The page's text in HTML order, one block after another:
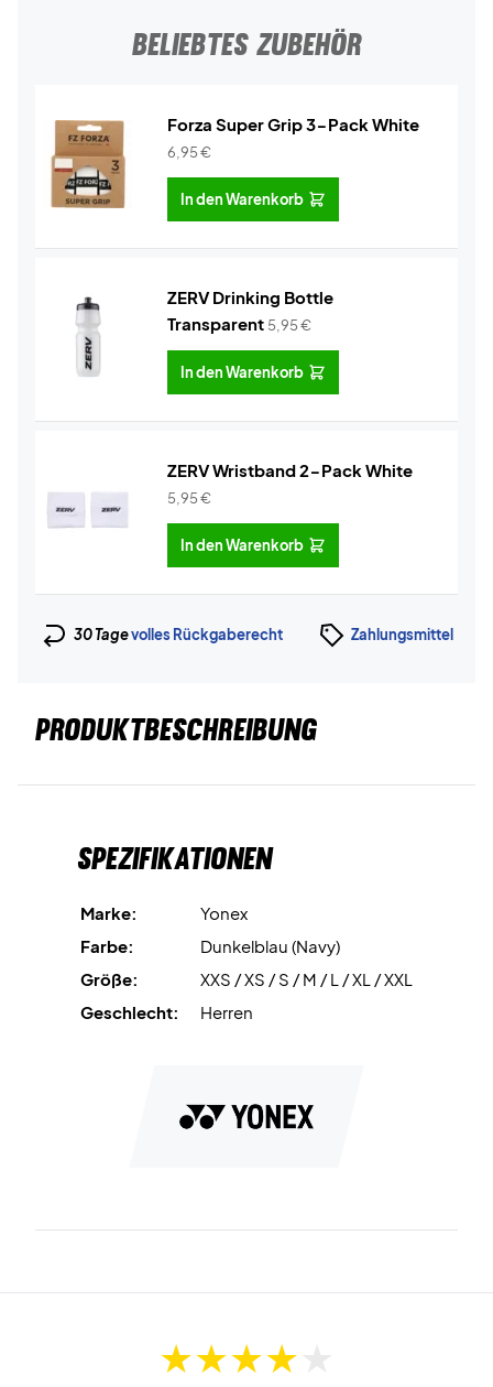
BELIEBTES ZUBEHÖR
Forza Super Grip 3-Pack White
6,95€
In den Warenkorb
ZERV Drinking Bottle
Transparent 5,95€
In den Warenkorb
ZERV Wristband 2-Pack White
5,95€
In den Warenkorb
30 Tagevolles Rückgaberecht Zahlungsmittel
PRODUKTBESCHREIBUNG
Spezifikationen
Marke:
Yonex
Farbe:
Dunkelblau (Navy)
Größe:
XXS / XS / S / M / L / XL / XXL
Geschlecht:
Herren